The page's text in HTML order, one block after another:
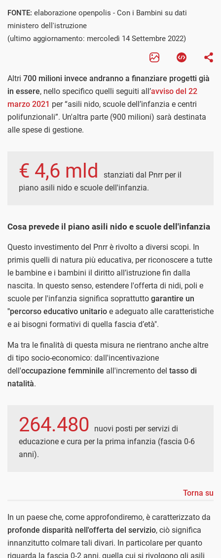
FONTE: elaborazione openpolis - Con i Bambini su dati
ministero dell'istruzione
(ultimo aggiornamento: mercoledì 14 Settembre 2022)
Altri 700 milioni invece andranno a finanziare progetti già
in essere, nello specifico quelli seguiti all’avviso del 22
marzo 2021 per “asili nido, scuole dell’infanzia e centri
polifunzionali”. Un'altra parte (900 milioni) sarà destinata
alle spese di gestione.
€ 4,6 mld
stanziati dal Pnrr per il
piano asili nido e scuole dell'infanzia.
Cosa prevede il piano asili nido e scuole dell'infanzia
Questo investimento del Pnrr è rivolto a diversi scopi. In
primis quelli di natura più educativa, per riconoscere a tutte
le bambine e i bambini il diritto all’istruzione fin dalla
nascita. In questo senso, estendere l'offerta di nidi, poli e
scuole per l'infanzia significa soprattutto garantire un
"percorso educativo unitario e adeguato alle caratteristiche
e ai bisogni formativi di quella fascia d’età".
Ma tra le finalità di questa misura ne rientrano anche altre
di tipo socio-economico: dall'incentivazione
dell'occupazione femminile all'incremento del tasso di
natalità.
264.480
nuovi posti per servizi di
educazione e cura per la prima infanzia (fascia 0-6
anni).
Torna su
In un paese che, come approfondiremo, è caratterizzato da
profonde disparità nell'offerta del servizio, ciò significa
innanzitutto colmare tali divari. In particolare per quanto
riguarda la fascia 0-2 anni, quella cui si rivolgono gli asili